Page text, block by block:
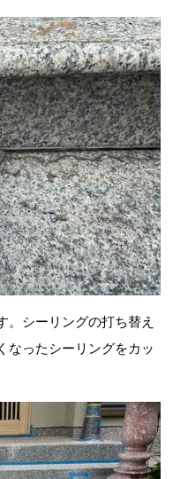
。シーリングの打ち替え
なったシーリングをカッ